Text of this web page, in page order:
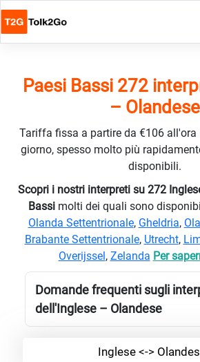
Paesi Bassi 272
– Olandese
Tariffa fissa a partire da €106 all'ora
giorno, spesso molto più
disponibili.
Scopri i nostri interpreti su 272
Bassi molti dei quali sono
Olanda Settentrionale, Gheldria,
Brabante Settentrionale, Utrecht,
Overijssel, Zelanda Per
Domande frequenti sugli
dell'Inglese – Olandese
Inglese <->